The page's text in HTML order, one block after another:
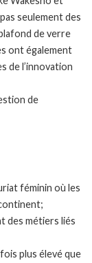
seulement des
de verre
ont également
de l’innovation
de
féminin où les
des métiers liés
plus élevé que